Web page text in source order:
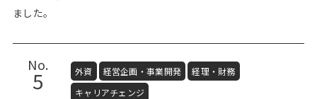
ました。
No.
5 外資 経営企画・事業開発
経理・財務
キャリアチェンジ